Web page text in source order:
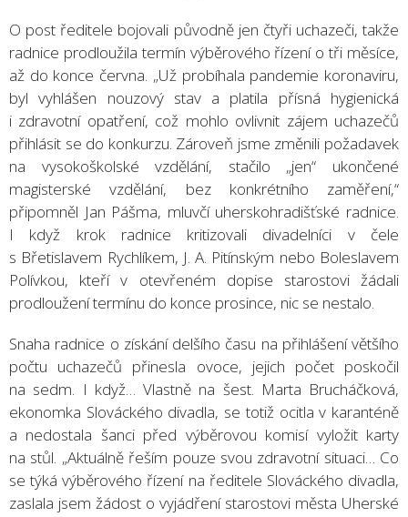
O post ředitele bojovali původně jen čtyři uchazeči, takže
radnice prodloužila termín výběrového řízení o tři měsíce,
až do konce června. „Už probíhala pandemie koronaviru,
byl vyhlášen nouzový stav a platila přísná hygienická
i zdravotní opatření, což mohlo ovlivnit zájem uchazečů
přihlásit se do konkurzu. Zároveň jsme změnili požadavek
na vysokoškolské vzdělání, stačilo „jen“ ukončené
magisterské vzdělání, bez konkrétního zaměření,“
připomněl Jan Pášma, mluvčí uherskohradišťské radnice.
I když krok radnice kritizovali divadelníci v čele
s Břetislavem Rychlíkem, J. A. Pitínským nebo Boleslavem
Polívkou, kteří v otevřeném dopise starostovi žádali
prodloužení termínu do konce prosince, nic se nestalo.
Snaha radnice o získání delšího času na přihlášení většího
počtu uchazečů přinesla ovoce, jejich počet poskočil
na sedm. I když… Vlastně na šest. Marta Brucháčková,
ekonomka Slováckého divadla, se totiž ocitla v karanténě
a nedostala šanci před výběrovou komisí vyložit karty
na stůl. „Aktuálně řeším pouze svou zdravotní situaci… Co
se týká výběrového řízení na ředitele Slováckého divadla,
zaslala jsem žádost o vyjádření starostovi města Uherské